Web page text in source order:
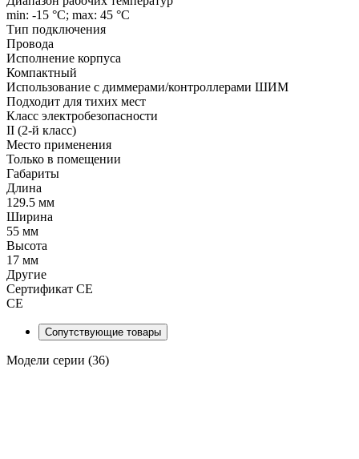
min: -15 °C; max: 45 °C
Тип подключения
Провода
Исполнение корпуса
Компактный
Использование с диммерами/контроллерами ШИМ
Подходит для тихих мест
Класс электробезопасности
II (2-й класс)
Место применения
Только в помещении
Габариты
Длина
129.5 мм
Ширина
55 мм
Высота
17 мм
Другие
Сертификат CE
CE
Сопутствующие товары
Модели серии (36)